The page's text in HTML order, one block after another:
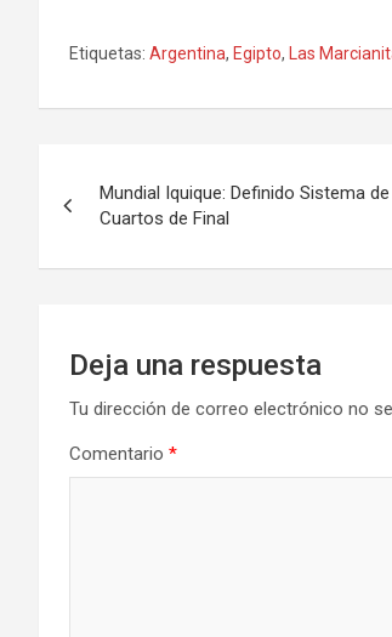
Etiquetas: Argentina, Egipto, Las
de
entradas
Mundial Iquique: Definido Sistema
Cuartos de Final
Deja una respuesta
Tu dirección de correo electrónico no
Comentario *